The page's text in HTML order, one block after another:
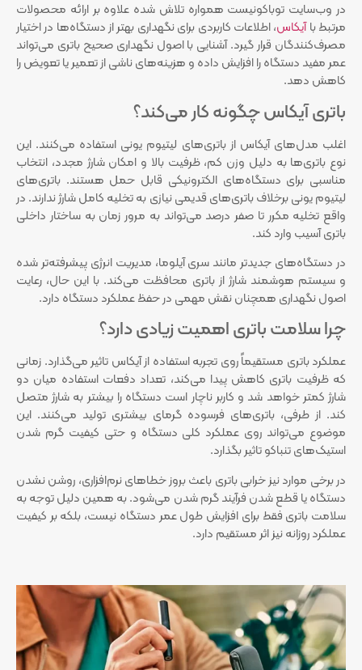
در وب‌سایت توباکونیست همواره تلاش شده علاوه بر ارائه محصولات
مرتبط باآیکاس، اطلاعات کاربردی برای نگهداری بهتر از دستگاه‌ها در اختیار
مصرف‌کنندگان قرار گیرد. آشنایی با اصول نگهداری صحیح باتری می‌تواند
عمر مفید دستگاه را افزایش داده و هزینه‌های ناشی از تعمیر یا تعویض را
کاهش دهد.
باتری آیکاس چگونه کار می‌کند؟
اغلب مدل‌های آیکاس از باتری‌های لیتیوم یونی استفاده می‌کنند. این
نوع باتری‌ها به دلیل وزن کم، ظرفیت بالا و امکان شارژ مجدد، انتخاب
مناسبی برای دستگاه‌های الکترونیکی قابل حمل هستند. باتری‌های
لیتیوم یونی برخلاف باتری‌های قدیمی نیازی به تخلیه کامل شارژ ندارند. در
واقع تخلیه مکرر تا صفر درصد می‌تواند به مرور زمان به ساختار داخلی
باتری آسیب وارد کند.
در دستگاه‌های جدیدتر مانند سری آیلوما، مدیریت انرژی پیشرفته‌تر شده
و سیستم هوشمند شارژ از باتری محافظت می‌کند. با این حال، رعایت
اصول نگهداری همچنان نقش مهمی در حفظ عملکرد دستگاه دارد.
چرا سلامت باتری اهمیت زیادی دارد؟
عملکرد باتری مستقیماً روی تجربه استفاده از آیکاس تاثیر می‌گذارد. زمانی
که ظرفیت باتری کاهش پیدا می‌کند، تعداد دفعات استفاده میان دو
شارژ کمتر خواهد شد و کاربر ناچار است دستگاه را بیشتر به شارژ متصل
کند. از طرفی، باتری‌های فرسوده گرمای بیشتری تولید می‌کنند. این
موضوع می‌تواند روی عملکرد کلی دستگاه و حتی کیفیت گرم شدن
استیک‌های تنباکو تاثیر بگذارد.
در برخی موارد نیز خرابی باتری باعث بروز خطاهای نرم‌افزاری، روشن نشدن
دستگاه یا قطع شدن فرآیند گرم شدن می‌شود. به همین دلیل توجه به
سلامت باتری فقط برای افزایش طول عمر دستگاه نیست، بلکه بر کیفیت
عملکرد روزانه نیز اثر مستقیم دارد.